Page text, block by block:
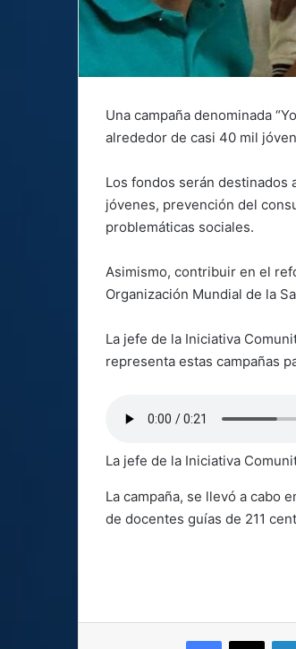
Una campaña denominada
alrededor de casi 40 mil
Los fondos serán destinados
jóvenes, prevención del
problemáticas sociales.
Asimismo, contribuir en el
Organización Mundial de la
La jefe de la Iniciativa
representa estas campañas
La jefe de la Iniciativa
La campaña, se llevó a cabo
de docentes guías de 211
Facebook
X